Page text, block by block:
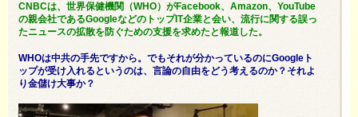
CNBCは、世界保健機関（WHO）がFacebook、Amazon、YouTube
の親会社であるGoogleなどのトップIT企業と会い、流行に関する誤っ
たニュースの拡散を防ぐための支援を求めたと報道した。
WHOは中共の手先ですから。でもそれが分かっているのにGoogleト
ップが受け入れるというのは、言論の自由をどう考えるのか？それよ
り金儲け大事か？